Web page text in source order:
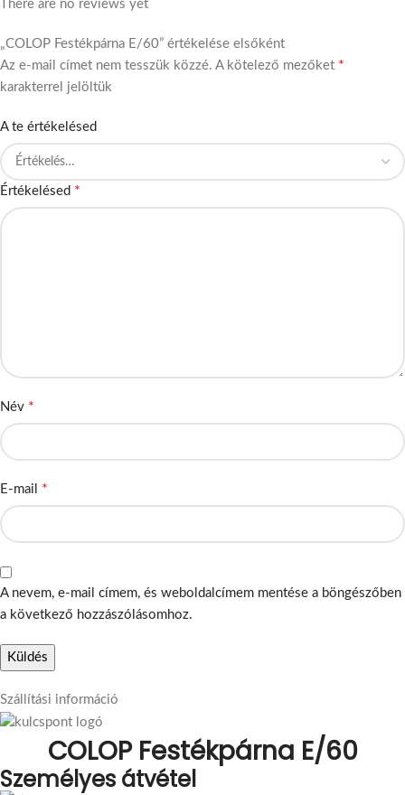
There are no reviews yet
„COLOP Festékpárna E/60” értékelése elsőként
Az e-mail címet nem tesszük közzé. A kötelező mezőket *
karakterrel jelöltük
A te értékelésed
Értékelésed *
Név *
E-mail *
A nevem, e-mail címem, és weboldalcímem mentése a böngészőben
a következő hozzászólásomhoz.
Szállítási információ
COLOP Festékpárna E/60
Személyes átvétel